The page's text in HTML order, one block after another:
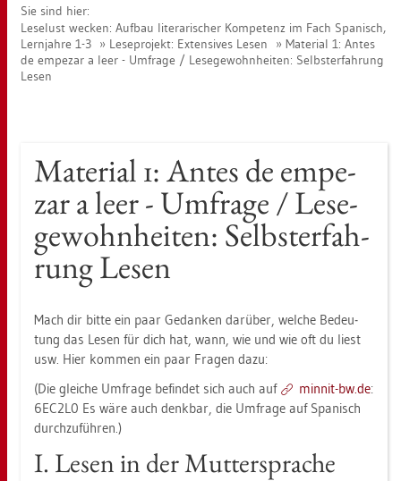
Sie sind hier:
Le­se­lust we­cken: Auf­bau li­te­ra­ri­scher Kom­pe­tenz im Fach Spa­nisch,
Lern­jah­re 1-3
Le­se­pro­jekt: Ex­ten­si­ves Lesen
Ma­te­ri­al 1: Antes
de em­pe­zar a leer - Um­fra­ge / Le­se­ge­wohn­hei­ten: Selbst­er­fah­rung
Lesen
Ma­te­ri­al 1: Antes de em­pe­
zar a leer - Um­fra­ge / Le­se­
ge­wohn­hei­ten: Selbst­er­fah­
rung Lesen
Mach dir bitte ein paar Ge­dan­ken dar­über, wel­che Be­deu­
tung das Lesen für dich hat, wann, wie und wie oft du liest
usw. Hier kom­men ein paar Fra­gen dazu:
(Die glei­che Um­fra­ge be­fin­det sich auch auf
min­nit-bw.de:
6EC2L0 Es wäre auch denk­bar, die Um­fra­ge auf Spa­nisch
durch­zu­füh­ren.)
I. Lesen in der Mut­ter­spra­che